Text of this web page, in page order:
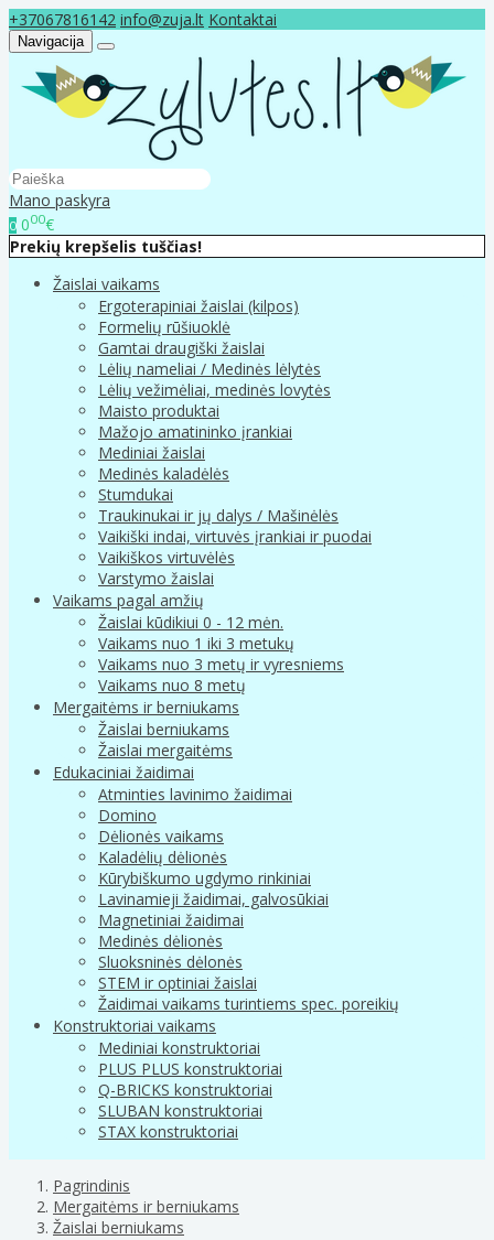
+37067816142 info@zuja.lt Kontaktai
Navigacija
Mano paskyra
0 000€
Prekių krepšelis tuščias!
Žaislai vaikams
Ergoterapiniai žaislai (kilpos)
Formelių rūšiuoklė
Gamtai draugiški žaislai
Lėlių nameliai / Medinės lėlytės
Lėlių vežimėliai, medinės lovytės
Maisto produktai
Mažojo amatininko įrankiai
Mediniai žaislai
Medinės kaladėlės
Stumdukai
Traukinukai ir jų dalys / Mašinėlės
Vaikiški indai, virtuvės įrankiai ir puodai
Vaikiškos virtuvėlės
Varstymo žaislai
Vaikams pagal amžių
Žaislai kūdikiui 0 - 12 mėn.
Vaikams nuo 1 iki 3 metukų
Vaikams nuo 3 metų ir vyresniems
Vaikams nuo 8 metų
Mergaitėms ir berniukams
Žaislai berniukams
Žaislai mergaitėms
Edukaciniai žaidimai
Atminties lavinimo žaidimai
Domino
Dėlionės vaikams
Kaladėlių dėlionės
Kūrybiškumo ugdymo rinkiniai
Lavinamieji žaidimai, galvosūkiai
Magnetiniai žaidimai
Medinės dėlionės
Sluoksninės dėlonės
STEM ir optiniai žaislai
Žaidimai vaikams turintiems spec. poreikių
Konstruktoriai vaikams
Mediniai konstruktoriai
PLUS PLUS konstruktoriai
Q-BRICKS konstruktoriai
SLUBAN konstruktoriai
STAX konstruktoriai
Pagrindinis
Mergaitėms ir berniukams
Žaislai berniukams